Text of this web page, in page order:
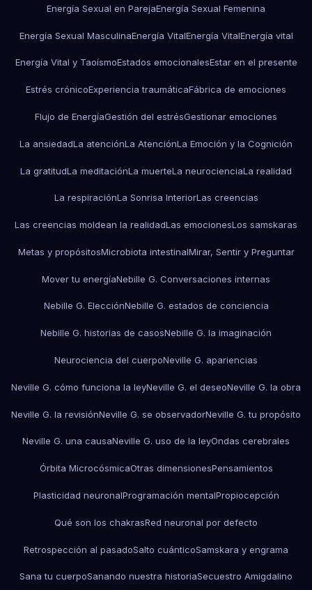
Energía Sexual en ParejaEnergía Sexual Femenina
Energía Sexual MasculinaEnergía VitalEnergía VitalEnergía vital
Energía Vital y TaoísmoEstados emocionalesEstar en el presente
Estrés crónicoExperiencia traumáticaFábrica de emociones
Flujo de EnergíaGestión del estrésGestionar emociones
La ansiedadLa atenciónLa AtenciónLa Emoción y la Cognición
La gratitudLa meditaciónLa muerteLa neurocienciaLa realidad
La respiraciónLa Sonrisa InteriorLas creencias
Las creencias moldean la realidadLas emocionesLos samskaras
Metas y propósitosMicrobiota intestinalMirar, Sentir y Preguntar
Mover tu energíaNebille G. Conversaciones internas
Nebille G. ElecciónNebille G. estados de conciencia
Nebille G. historias de casosNebille G. la imaginación
Neurociencia del cuerpoNeville G. apariencias
Neville G. cómo funciona la leyNeville G. el deseoNeville G. la obra
Neville G. la revisiónNeville G. se observadorNeville G. tu propósito
Neville G. una causaNeville G. uso de la leyOndas cerebrales
Órbita MicrocósmicaOtras dimensionesPensamientos
Plasticidad neuronalProgramación mentalPropiocepción
Qué son los chakrasRed neuronal por defecto
Retrospección al pasadoSalto cuánticoSamskara y engrama
Sana tu cuerpoSanando nuestra historiaSecuestro Amigdalino